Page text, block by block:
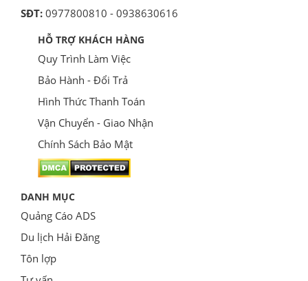
SĐT: 0977800810 - 0938630616
HỖ TRỢ KHÁCH HÀNG
Quy Trình Làm Việc
Bảo Hành - Đổi Trả
Hình Thức Thanh Toán
Vận Chuyển - Giao Nhận
Chính Sách Bảo Mật
DANH MỤC
Quảng Cáo ADS
Du lịch Hải Đăng
Tôn lợp